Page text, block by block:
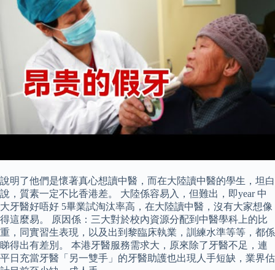
說明了他們是懷著真心想讀中醫，而在大陸讀中醫的學生，坦白
說，質素一定不比香港差。 大陸係容易入，但難出，即year 中
大牙醫好唔好 5畢業試淘汰率高，在大陸讀中醫，沒有大家想像
得這麼易。 原因係：三大對於校內資源分配到中醫學科上的比
重，同實習生表現，以及出到黎臨床執業，訓練水準等等，都係
睇得出有差別。 本港牙醫服務需求大，原來除了牙醫不足，連
平日充當牙醫「另一雙手」的牙醫助護也出現人手短缺，業界估